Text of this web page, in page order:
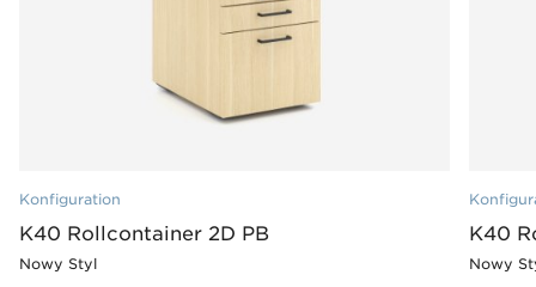
Konfiguration
K40 Rollcontainer 2D PB
Nowy Styl
K40
Nowy